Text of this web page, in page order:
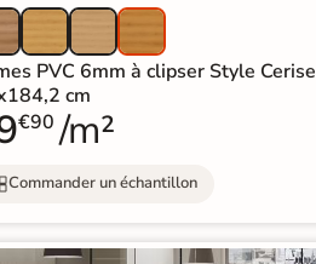
PVC 6mm à clipser Style Cerise
cm
€90 /m²
Commander un échantillon